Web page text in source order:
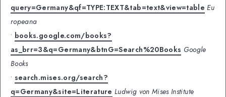
query=Germany&qf=TYPE:TEXT&tab=text&view=table Eu
ropeana
• books.google.com/books?
as_brr=3&q=Germany&btnG=Search%20Books Google
Books
• search.mises.org/search?
q=Germany&site=Literature Ludwig von Mises Institute